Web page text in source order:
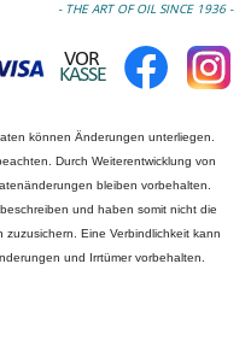
- THE ART OF OIL SINCE 1936 -
können Änderungen unterliegen.
Durch Weiterentwicklung von
bleiben vorbehalten.
und haben somit nicht die
Eine Verbindlichkeit kann
und Irrtümer vorbehalten.